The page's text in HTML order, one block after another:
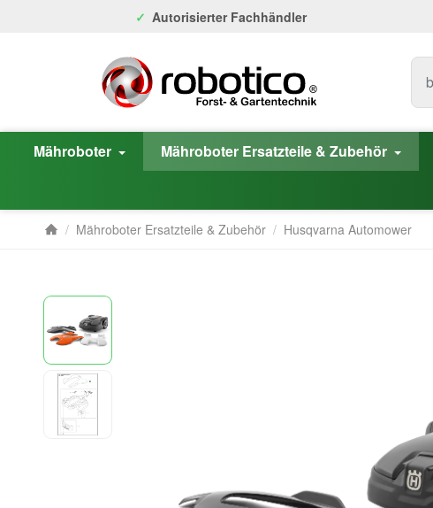
Autorisierter Fachhändler
Mähroboter Mähroboter Ersatzteile & Zubehör
/ Mähroboter Ersatzteile & Zubehör / Husqvarna Automower